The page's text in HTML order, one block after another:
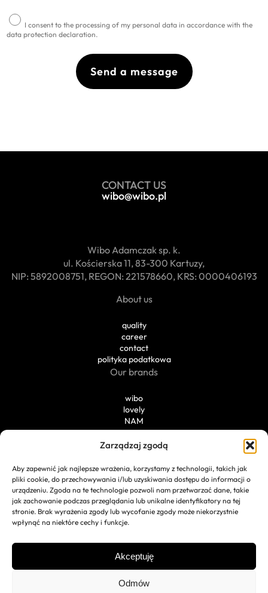
Zarządzaj zgodą
Aby zapewnić jak najlepsze wrażenia, korzystamy z technologii, takich jak
pliki cookie, do przechowywania i/lub uzyskiwania dostępu do informacji o
urządzeniu. Zgoda na te technologie pozwoli nam przetwarzać dane, takie
jak zachowanie podczas przeglądania lub unikalne identyfikatory na tej
stronie. Brak wyrażenia zgody lub wycofanie zgody może niekorzystnie
wpłynąć na niektóre cechy i funkcje.
Akceptuję
Odmów
I consent to the processing of my personal data in accordance with the
data protection declaration.
CONTACT US
wibo@wibo.pl
Wibo Adamczak sp. k.
ul. Kościerska 11, 83-300 Kartuzy,
NIP: 5892008751, REGON: 221578660, KRS: 0000406193
About us
quality
career
contact
polityka podatkowa
Our brands
wibo
lovely
NAM
Private Label
production
portfolio
technologies
© 2026 Wibo Adamczak sp. k.Polityka prywatności